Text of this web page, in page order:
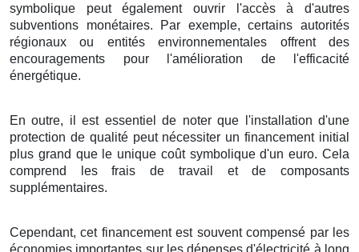
symbolique peutégalement ouvrir l'accès à d'autres
subventions
monétaires. Par exemple, certainsautorités
régionaux ou entités environnementales offrent des
encouragements pour l'amélioration de l'efficacité
énergétique.
En outre, il est essentiel de noterque l'installation d'une
protection de qualitépeut nécessiter unfinancementinitial
plus grand que le unique coût symbolique d'uneuro. Cela
comprend
lesfrais de travail et decomposants
supplémentaires.
Cependant, cet financementest souvent compensé par les
économies importantes sur lesdépenses d'électricité à long